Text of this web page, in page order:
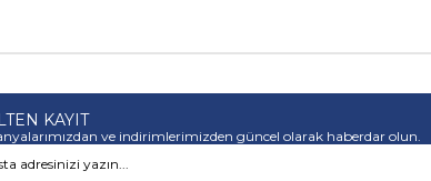
KAYIT
ve indirimlerimizden güncel olarak haberdar olun.